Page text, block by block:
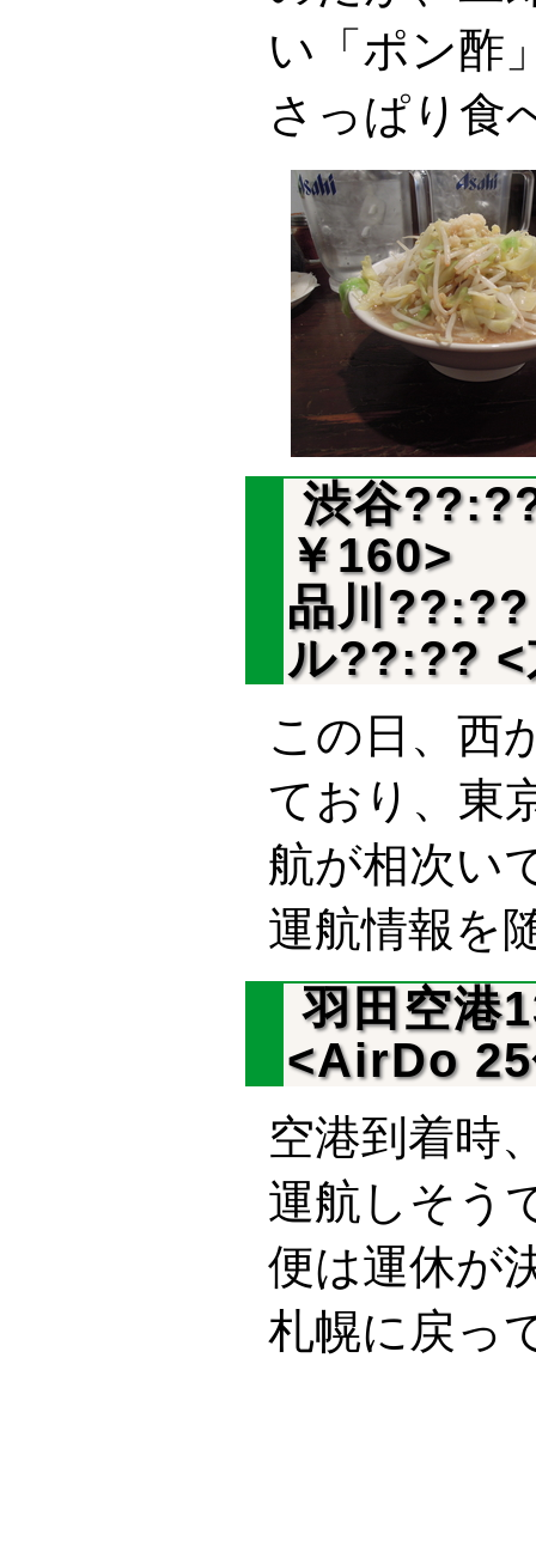
い「ポン酢
さっぱり食
渋谷
￥160>
品川
ル??:?? <
この日、西
ており、東
航が相次い
運航情報を
羽田空港
<AirDo
空港到着時
運航しそう
便は運休が
札幌に戻っ